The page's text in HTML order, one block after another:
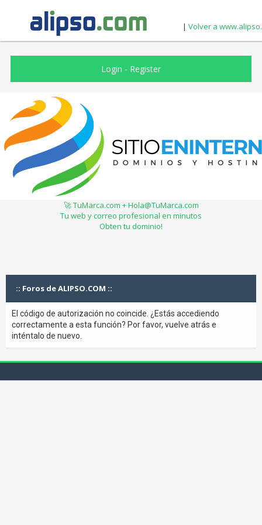
| Volver a
Login - Register
🚀 TuMarca.com + Hola@TuMarca.com
Tu web y correo profesional en minutos
Obten tu dominio!
:: Foros de ALIPSO.COM ::
El código de autorización no coincide. ¿Estás accediendo
correctamente a esta función? Por favor, vuelve atrás e
inténtalo de nuevo.